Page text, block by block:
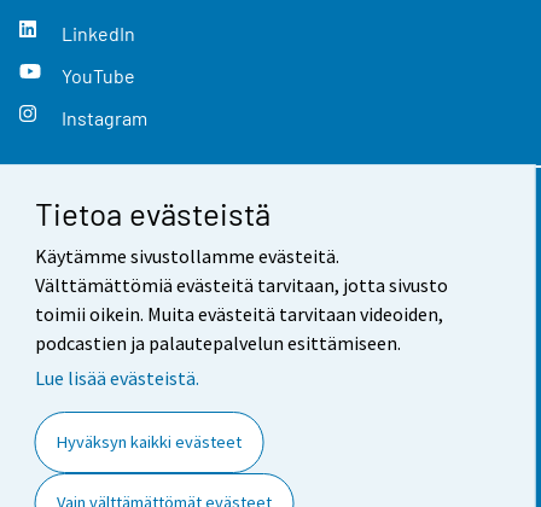
Tietoa evästeistä
Käytämme sivustollamme evästeitä.
Välttämättömiä evästeitä tarvitaan, jotta sivusto
toimii oikein. Muita evästeitä tarvitaan videoiden,
podcastien ja palautepalvelun esittämiseen.
Lue lisää evästeistä.
Hyväksyn kaikki evästeet
Vain välttämättömät evästeet
LinkedIn
YouTube
Instagram
Yhteystiedot
Palaute
Käyttöehdot
Saavutettavuus
Tietoa sivustosta